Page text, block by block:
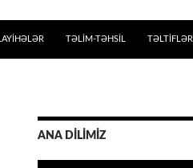
LAYİHƏLƏR TƏLIM-TƏHSIL TƏLTİFLƏR
ANA DİLİMİZ